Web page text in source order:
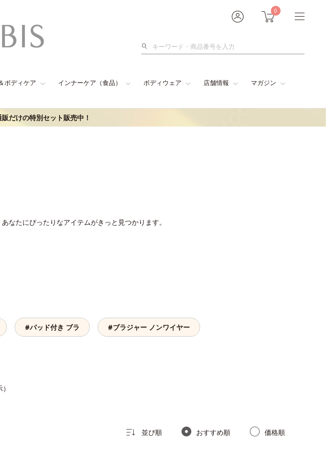
0
検
ボディケア インナーケア（食品） ボディウェア 店舗情報 マガジン
だけの特別セット販売中！
なたにぴったりなアイテムがきっと見つかります。
#パッド付き ブラ #ブラジャー ノンワイヤー
並び順 おすすめ順 価格順